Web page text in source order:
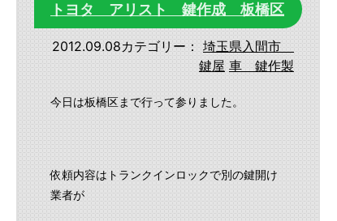
トヨタ アリスト 鍵作成 板橋区
2012.09.08カテゴリー： 埼玉県入間市
鍵屋 車 鍵作製
今日は板橋区まで行って参りました。
依頼内容はトランクインロックで別の鍵開け
業者が